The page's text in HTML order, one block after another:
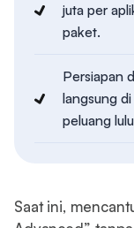
juta per
paket.
Persiapan
langsung
peluang
Saat ini,